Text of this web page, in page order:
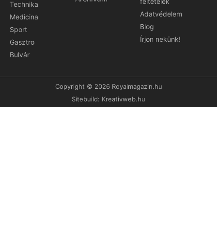
Technika
Medicina
Sport
Gasztro
Bulvár
Adatvédelem
Blog
Írjon nekünk!
Copyright © 2026 Royalmagazin.hu
Sitebuild: Kreativweb.hu